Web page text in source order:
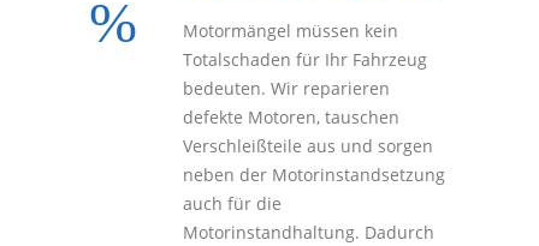
Motormängel müssen kein
Totalschaden für Ihr Fahrzeug
bedeuten. Wir reparieren
defekte Motoren, tauschen
Verschleißteile aus und sorgen
neben der Motorinstandsetzung
auch für die
Motorinstandhaltung. Dadurch